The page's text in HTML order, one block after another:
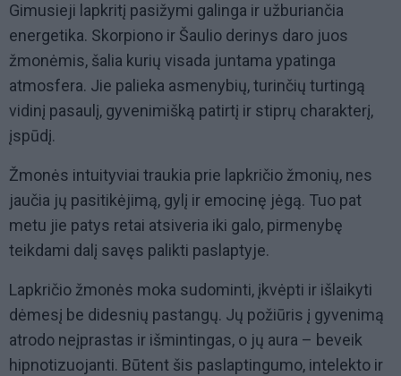
Gimusieji lapkritį pasižymi galinga ir užburiančia
energetika. Skorpiono ir Šaulio derinys daro juos
žmonėmis, šalia kurių visada juntama ypatinga
atmosfera. Jie palieka asmenybių, turinčių turtingą
vidinį pasaulį, gyvenimišką patirtį ir stiprų charakterį,
įspūdį.
Žmonės intuityviai traukia prie lapkričio žmonių, nes
jaučia jų pasitikėjimą, gylį ir emocinę jėgą. Tuo pat
metu jie patys retai atsiveria iki galo, pirmenybę
teikdami dalį savęs palikti paslaptyje.
Lapkričio žmonės moka sudominti, įkvėpti ir išlaikyti
dėmesį be didesnių pastangų. Jų požiūris į gyvenimą
atrodo neįprastas ir išmintingas, o jų aura – beveik
hipnotizuojanti. Būtent šis paslaptingumo, intelekto ir